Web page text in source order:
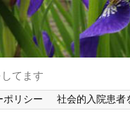
てます
ポリシー 社会的入院患者